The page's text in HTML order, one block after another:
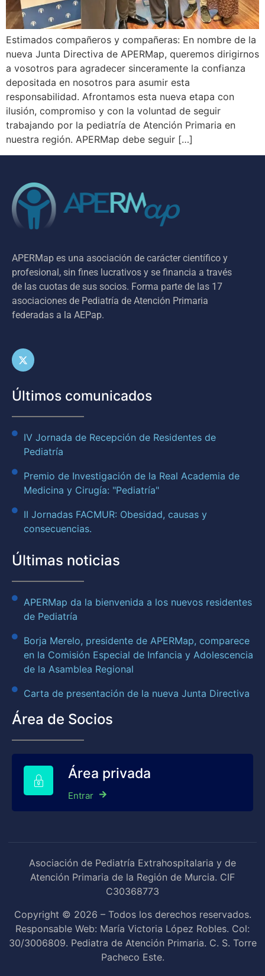
Estimados compañeros y compañeras: En nombre de la
nueva Junta Directiva de APERMap, queremos dirigirnos
a vosotros para agradecer sinceramente la confianza
depositada en nosotros para asumir esta
responsabilidad. Afrontamos esta nueva etapa con
ilusión, compromiso y con la voluntad de seguir
trabajando por la pediatría de Atención Primaria en
nuestra región. APERMap debe seguir […]
APERMap es una asociación de carácter científico y
profesional, sin fines lucrativos y se financia a través
de las cuotas de sus socios. Forma parte de las 17
asociaciones de Pediatría de Atención Primaria
federadas a la AEPap.
Últimos comunicados
IV Jornada de Recepción de Residentes de
Pediatría
Premio de Investigación de la Real Academia de
Medicina y Cirugía: "Pediatría"
II Jornadas FACMUR: Obesidad, causas y
consecuencias.
Últimas noticias
APERMap da la bienvenida a los nuevos residentes
de Pediatría
Borja Merelo, presidente de APERMap, comparece
en la Comisión Especial de Infancia y Adolescencia
de la Asamblea Regional
Carta de presentación de la nueva Junta Directiva
Área de Socios
Área privada
Entrar
Asociación de Pediatría Extrahospitalaria y de
Atención Primaria de la Región de Murcia. CIF
C30368773
Copyright © 2026 – Todos los derechos reservados.
Responsable Web: María Victoria López Robles. Col:
30/3006809. Pediatra de Atención Primaria. C. S. Torre
Pacheco Este.